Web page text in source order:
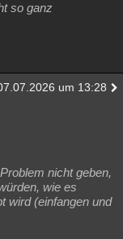
so ganz
um 13:28
nicht geben,
wie es
wird (einfangen und